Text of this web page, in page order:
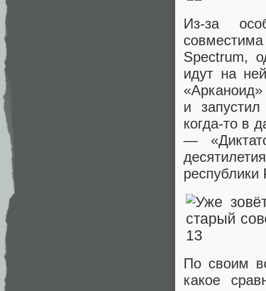
Из-за
Spectrum,
идут на
и
когда-то в
—
По своим
какое